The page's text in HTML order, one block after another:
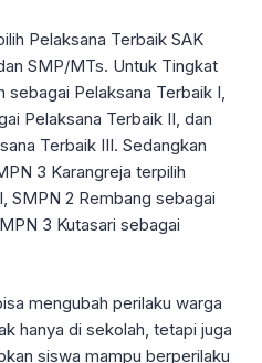
Pelaksana Terbaik SAK
SMP/MTs. Untuk Tingkat
sebagai Pelaksana Terbaik I,
Pelaksana Terbaik II, dan
Terbaik III. Sedangkan
3 Karangreja terpilih
SMPN 2 Rembang sebagai
3 Kutasari sebagai
mengubah perilaku warga
hanya di sekolah, tetapi juga
siswa mampu berperilaku